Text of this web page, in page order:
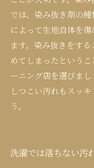
では、染み抜き剤の
によって生地自体を
ます。染み抜きをす
めてしまったという
ーニング店を選びまし
しつこい汚れもスッ
う。
洗濯では落ちない汚